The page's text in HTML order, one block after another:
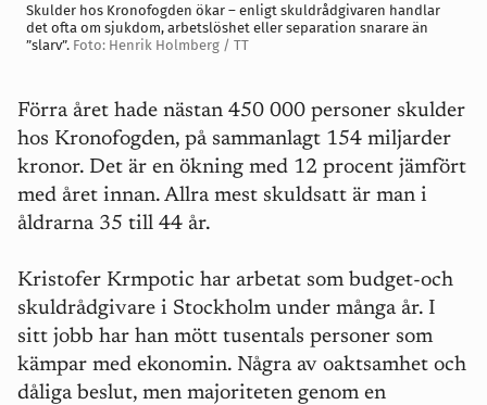
Skulder hos Kronofogden ökar – enligt skuldrådgivaren handlar
det ofta om sjukdom, arbetslöshet eller separation snarare än
”slarv”. Foto: Henrik Holmberg / TT
Förra året hade nästan 450 000 personer skulder
hos Kronofogden, på sammanlagt 154 miljarder
kronor. Det är en ökning med 12 procent jämfört
med året innan. Allra mest skuldsatt är man i
åldrarna 35 till 44 år.
Kristofer Krmpotic har arbetat som budget-och
skuldrådgivare i Stockholm under många år. I
sitt jobb har han mött tusentals personer som
kämpar med ekonomin. Några av oaktsamhet och
dåliga beslut, men majoriteten genom en